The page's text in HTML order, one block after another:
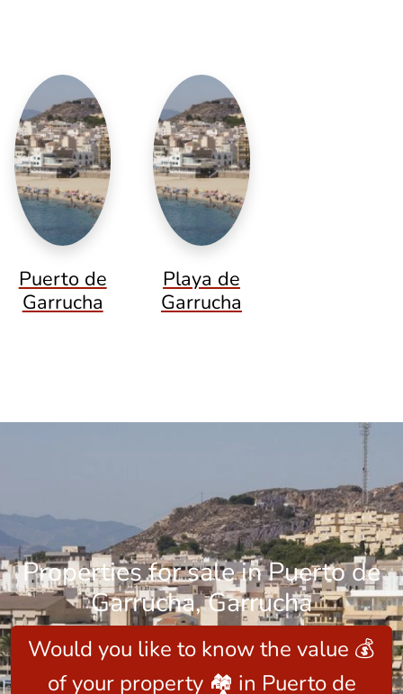
Puerto de
Garrucha
Playa de
Garrucha
Properties for sale in Puerto de
Garrucha, Garrucha
Would you like to know the value 💰
of your property 🏘️ in Puerto de